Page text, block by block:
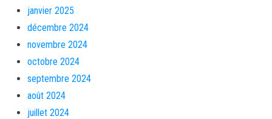
janvier 2025
décembre 2024
novembre 2024
octobre 2024
septembre 2024
août 2024
juillet 2024